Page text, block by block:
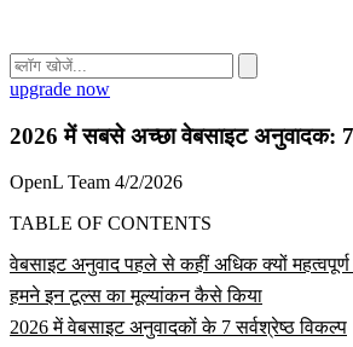
upgrade now
2026 में सबसे अच्छा वेबसाइट अनुवादक:
OpenL Team 4/2/2026
TABLE OF CONTENTS
वेबसाइट अनुवाद पहले से कहीं अधिक क्यों महत्वपूर्ण
हमने इन टूल्स का मूल्यांकन कैसे किया
2026 में वेबसाइट अनुवादकों के 7 सर्वश्रेष्ठ विकल्प